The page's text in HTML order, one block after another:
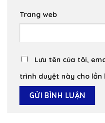
Trang web
Lưu tên của tôi,
trình duyệt này cho lần